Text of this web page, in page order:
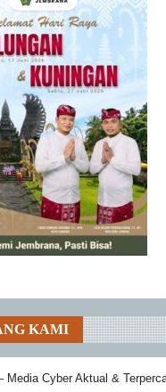
KAMI
Media Cyber Aktual &